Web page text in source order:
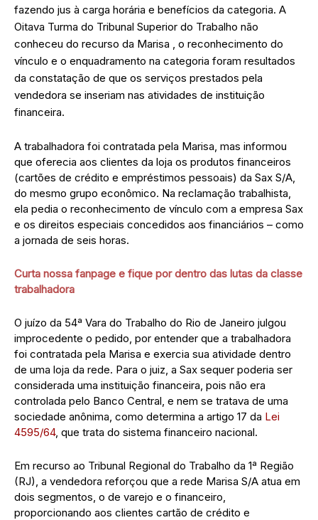
fazendo jus à carga horária e benefícios da categoria. A
Oitava Turma do Tribunal Superior do Trabalho não
conheceu do recurso da Marisa , o reconhecimento do
vínculo e o enquadramento na categoria foram resultados
da constatação de que os serviços prestados pela
vendedora se inseriam nas atividades de instituição
financeira.
A trabalhadora foi contratada pela Marisa, mas informou
que oferecia aos clientes da loja os produtos financeiros
(cartões de crédito e empréstimos pessoais) da Sax S/A,
do mesmo grupo econômico. Na reclamação trabalhista,
ela pedia o reconhecimento de vínculo com a empresa Sax
e os direitos especiais concedidos aos financiários – como
a jornada de seis horas.
Curta nossa fanpage e fique por dentro das lutas da classe
trabalhadora
O juízo da 54ª Vara do Trabalho do Rio de Janeiro julgou
improcedente o pedido, por entender que a trabalhadora
foi contratada pela Marisa e exercia sua atividade dentro
de uma loja da rede. Para o juiz, a Sax sequer poderia ser
considerada uma instituição financeira, pois não era
controlada pelo Banco Central, e nem se tratava de uma
sociedade anônima, como determina a artigo 17 da Lei
4595/64, que trata do sistema financeiro nacional.
Em recurso ao Tribunal Regional do Trabalho da 1ª Região
(RJ), a vendedora reforçou que a rede Marisa S/A atua em
dois segmentos, o de varejo e o financeiro,
proporcionando aos clientes cartão de crédito e